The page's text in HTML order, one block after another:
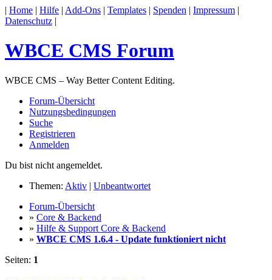
| Home | Hilfe | Add-Ons | Templates | Spenden | Impressum |
Datenschutz |
WBCE CMS Forum
WBCE CMS – Way Better Content Editing.
Forum-Übersicht
Nutzungsbedingungen
Suche
Registrieren
Anmelden
Du bist nicht angemeldet.
Themen: Aktiv | Unbeantwortet
Forum-Übersicht
» Core & Backend
» Hilfe & Support Core & Backend
» WBCE CMS 1.6.4 - Update funktioniert nicht
Seiten: 1